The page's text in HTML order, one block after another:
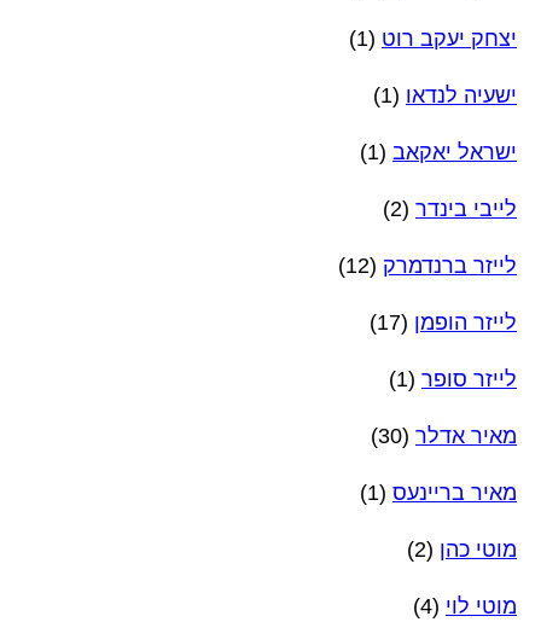
יצחק יעקב רוט (1)
ישעיה לנדאו (1)
ישראל יאקאב (1)
לייבי בינדר (2)
לייזר ברנדמרק (12)
לייזר הופמן (17)
לייזר סופר (1)
מאיר אדלר (30)
מאיר בריינעס (1)
מוטי כהן (2)
מוטי לוי (4)